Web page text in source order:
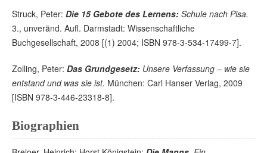
Struck, Peter: Die 15 Gebote des Lernens: Schule nach Pisa.
3., unveränd. Aufl. Darmstadt: Wissenschaftliche
Buchgesellschaft, 2008 [(1) 2004; ISBN 978-3-534-17499-7].
Zolling, Peter: Das Grundgesetz: Unsere Verfassung – wie sie
entstand und was sie ist. München: Carl Hanser Verlag, 2009
[ISBN 978-3-446-23318-8].
Biographien